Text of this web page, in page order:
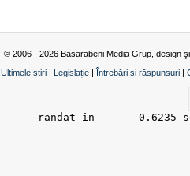
© 2006 - 2026 Basarabeni Media Grup, design
Ultimele știri | Legislație | Întrebări și răspunsuri |
randat în